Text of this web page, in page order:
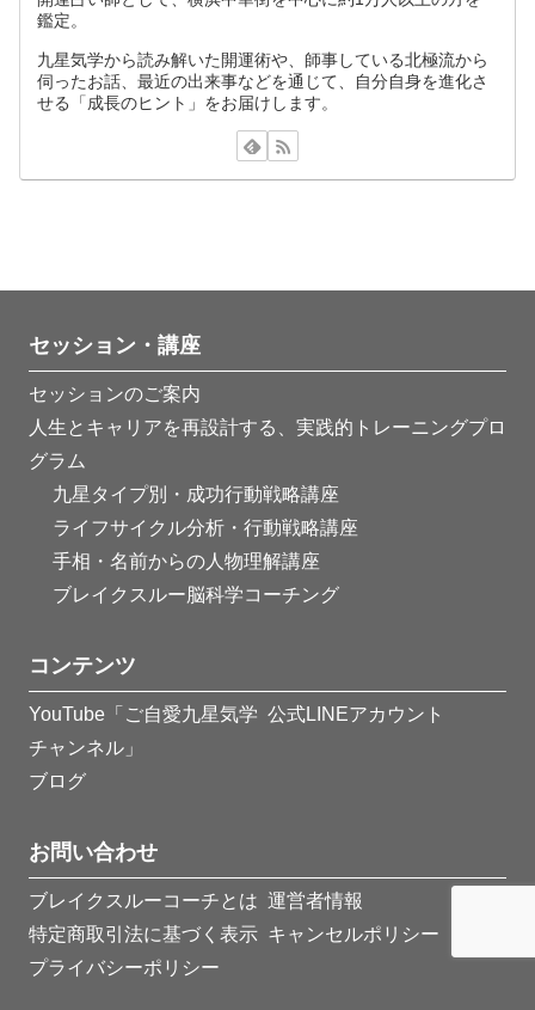
鑑定。
九星気学から読み解いた開運術や、師事している北極流から
伺ったお話、最近の出来事などを通じて、自分自身を進化さ
せる「成長のヒント」をお届けします。
セッション・講座
セッションのご案内
人生とキャリアを再設計する、実践的トレーニングプロ
グラム
九星タイプ別・成功行動戦略講座
ライフサイクル分析・行動戦略講座
手相・名前からの人物理解講座
ブレイクスルー脳科学コーチング
コンテンツ
YouTube「ご自愛九星気学
チャンネル」
公式LINEアカウント
ブログ
お問い合わせ
ブレイクスルーコーチとは 運営者情報
特定商取引法に基づく表示 キャンセルポリシー
プライバシーポリシー